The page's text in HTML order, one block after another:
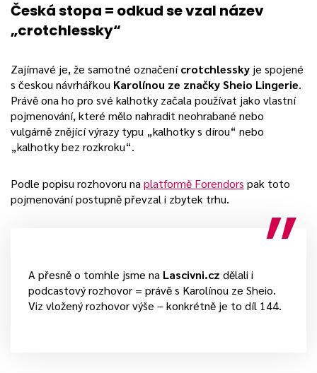
Česká stopa = odkud se vzal název
„crotchlessky“
Zajímavé je, že samotné označenícrotchlessky je spojené
s českou návrhářkou Karolínou ze značky Sheio Lingerie.
Právě ona ho pro své kalhotky začala používat jako vlastní
pojmenování, které mělo nahradit neohrabané nebo
vulgárně znějící výrazy typu „kalhotky s dírou“ nebo
„kalhotky bez rozkroku“.
Podle popisu rozhovoru na platformě Forendors pak toto
pojmenování postupně převzal i zbytek trhu.
A přesně o tomhle jsme na Lascivni.cz dělali i
podcastový rozhovor = právě s Karolínou ze Sheio.
Viz vložený rozhovor výše – konkrétně je to díl 144.